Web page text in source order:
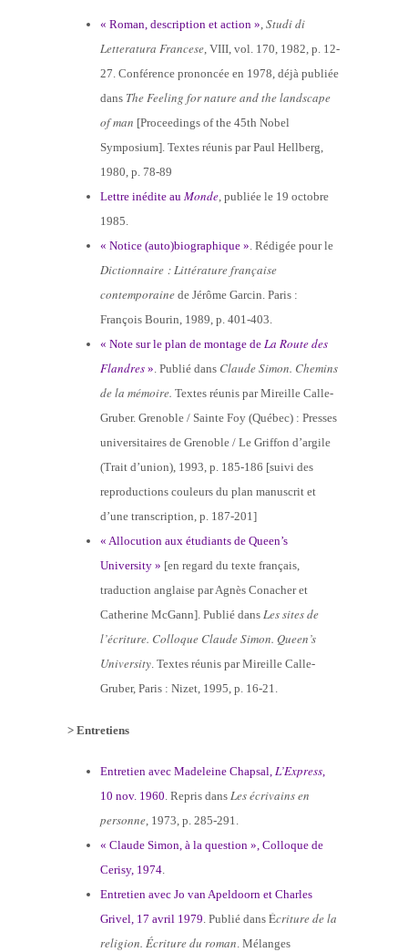
« Roman, description et action » ,Studi di
Letteratura Francese , VIII, vol. 170, 1982, p. 12-
27. Conférence prononcée en 1978, déjà publiée
dans The Feeling for nature and the landscape
of man [Proceedings of the 45th Nobel
Symposium]. Textes réunis par Paul Hellberg,
1980, p. 78-89
Lettre inédite auMonde , publiée le 19 octobre
1985.
« Notice (auto)biographique » . Rédigée pour le
Dictionnaire : Littérature française
contemporaine de Jérôme Garcin. Paris :
François Bourin, 1989, p. 401-403.
« Note sur le plan de montage de La Route des
Flandres » . Publié dans Claude Simon. Chemins
de la mémoire. Textes réunis par Mireille Calle-
Gruber. Grenoble / Sainte Foy (Québec) : Presses
universitaires de Grenoble / Le Griffon d’argile
(Trait d’union), 1993, p. 185-186 [suivi des
reproductions couleurs du plan manuscrit et
d’une transcription, p. 187-201]
« Allocution aux étudiants de Queen’s
University » [en regard du texte français,
traduction anglaise par Agnès Conacher et
Catherine McGann]. Publié dans Les sites de
l’écriture. Colloque Claude Simon. Queen’s
University . Textes réunis par Mireille Calle-
Gruber, Paris : Nizet, 1995, p. 16-21.
> Entretiens
Entretien avec Madeleine Chapsal, L’Express
10 nov. 1960 . Repris dans Les écrivains en
personne , 1973, p. 285-291.
« Claude Simon, à la question », Colloque de
Cerisy, 1974
Entretien avec Jo van Apeldoorn et Charles
Grivel, 17 avril 1979 . Publié dansÉcriture de la
religion. Écriture du roman . Mélanges